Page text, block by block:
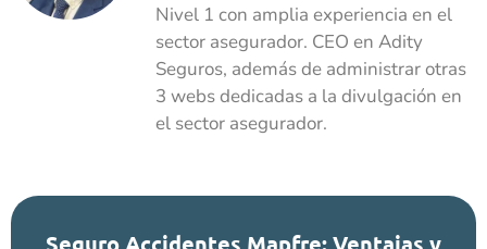
Nivel 1 con amplia experiencia en el
sector asegurador. CEO en Adity
Seguros, además de administrar otras
3 webs dedicadas a la divulgación en
el sector asegurador.
Seguro Accidentes Mapfre: Ventajas y